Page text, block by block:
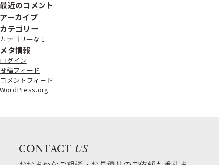
最近のコメント
アーカイブ
カテゴリー
カテゴリーなし
メタ情報
ログイン
投稿フィード
コメントフィード
WordPress.org
CONTACT US